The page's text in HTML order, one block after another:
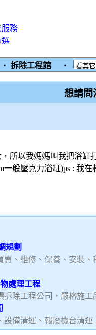
務
‧ 拆除工程館 ‧
想請問
所以我媽媽叫我把浴
一般壓克力浴缸)ps : 我
規劃
賣、維修、保養、安裝
處理工程
拆除工程公司，嚴格施
設備清運、報廢機台清